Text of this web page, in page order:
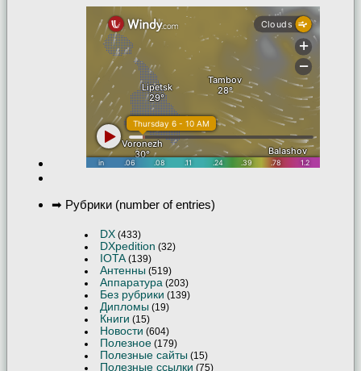
➡ Рубрики (number of entries)
DX (433)
DXpedition (32)
IOTA (139)
Антенны (519)
Аппаратура (203)
Без рубрики (139)
Дипломы (19)
Книги (15)
Новости (604)
Полезное (179)
Полезные сайты (15)
Полезные ссылки (75)